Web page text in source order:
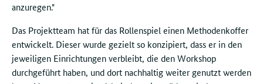
anzuregen."
Das Projektteam hat für das Rollenspiel einen Methodenkoffer
entwickelt. Dieser wurde gezielt so konzipiert, dass er in den
jeweiligen Einrichtungen verbleibt, die den Workshop
durchgeführt haben, und dort nachhaltig weiter genutzt werden